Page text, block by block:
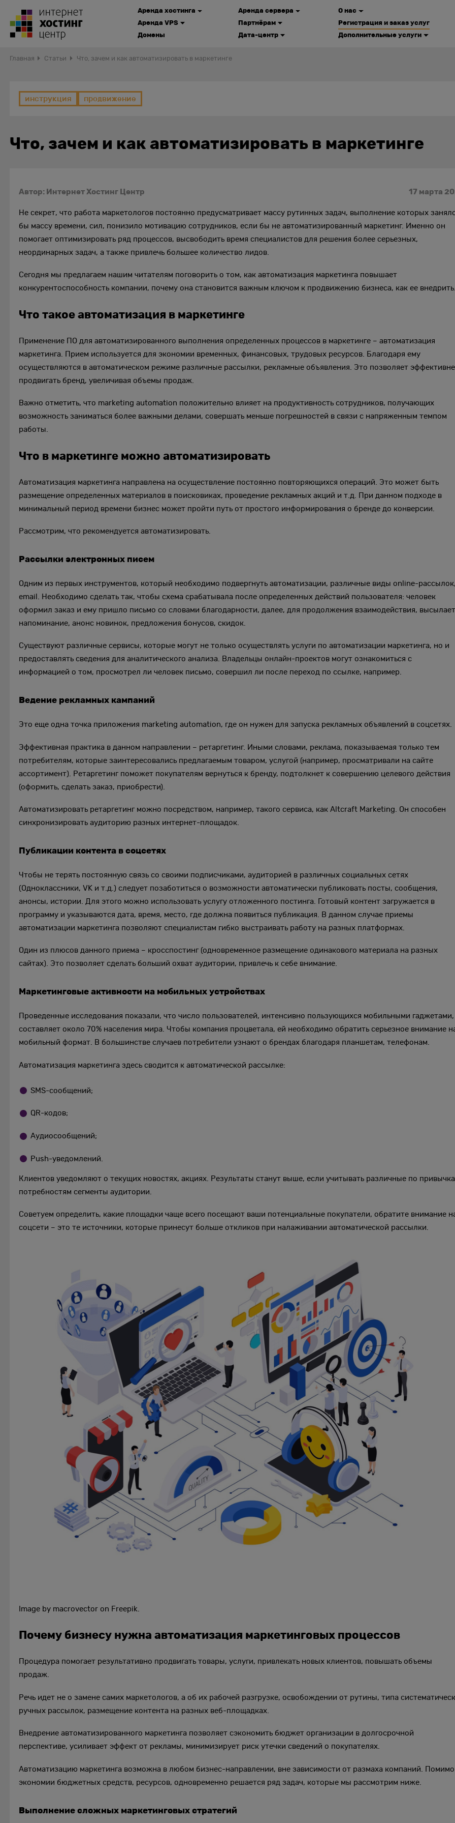
Аренда хостинга
Аренда VPS
Домены
Аренда сервера
Партнёрам
Дата-центр
О нас
Регистрация и заказ услуг
Дополнительные услуги
Главная Статьи Что, зачем и как автоматизировать в маркетинге
инструкция продвижение
Что, зачем и как автоматизировать в маркетинге
Автор: Интернет Хостинг Центр 17 марта
Не секрет, что работа маркетологов постоянно предусматривает массу рутинных задач, выполнение которых
бы массу времени, сил, понизило мотивацию сотрудников, если бы не автоматизированный маркетинг. Именно он
помогает оптимизировать ряд процессов, высвободить время специалистов для решения более серьезных,
неординарных задач, а также привлечь большее количество лидов.
Сегодня мы предлагаем нашим читателям поговорить о том, как автоматизация маркетинга повышает
конкурентоспособность компании, почему она становится важным ключом к продвижению бизнеса, как ее
Что такое автоматизация в маркетинге
Применение ПО для автоматизированного выполнения определенных процессов в маркетинге – автоматизация
маркетинга. Прием используется для экономии временных, финансовых, трудовых ресурсов. Благодаря ему
осуществляются в автоматическом режиме различные рассылки, рекламные объявления. Это позволяет
продвигать бренд, увеличивая объемы продаж.
Важно отметить, что marketing automation положительно влияет на продуктивность сотрудников, получающих
возможность заниматься более важными делами, совершать меньше погрешностей в связи с напряженным темпом
работы.
Что в маркетинге можно автоматизировать
Автоматизация маркетинга направлена на осуществление постоянно повторяющихся операций. Это может быть
размещение определенных материалов в поисковиках, проведение рекламных акций и т.д. При данном подходе в
минимальный период времени бизнес может пройти путь от простого информирования о бренде до конверсии.
Рассмотрим, что рекомендуется автоматизировать.
Рассылки электронных писем
Одним из первых инструментов, который необходимо подвергнуть автоматизации, различные виды online-
email. Необходимо сделать так, чтобы схема срабатывала после определенных действий пользователя: человек
оформил заказ и ему пришло письмо со словами благодарности, далее, для продолжения взаимодействия,
напоминание, анонс новинок, предложения бонусов, скидок.
Существуют различные сервисы, которые могут не только осуществлять услуги по автоматизации маркетинга, но и
предоставлять сведения для аналитического анализа. Владельцы онлайн-проектов могут ознакомиться с
информацией о том, просмотрел ли человек письмо, совершил ли после переход по ссылке, например.
Ведение рекламных кампаний
Это еще одна точка приложения marketing automation, где он нужен для запуска рекламных объявлений в соцсетях.
Эффективная практика в данном направлении – ретаргетинг. Иными словами, реклама, показываемая только тем
потребителям, которые заинтересовались предлагаемым товаром, услугой (например, просматривали на сайте
ассортимент). Ретаргетинг поможет покупателям вернуться к бренду, подтолкнет к совершению целевого действия
(оформить, сделать заказ, приобрести).
Автоматизировать ретаргетинг можно посредством, например, такого сервиса, как Altcraft Marketing. Он способен
синхронизировать аудиторию разных интернет-площадок.
Публикации контента в соцсетях
Чтобы не терять постоянную связь со своими подписчиками, аудиторией в различных социальных сетях
(Одноклассники, VK и т.д.) следует позаботиться о возможности автоматически публиковать посты, сообщения,
анонсы, истории. Для этого можно использовать услугу отложенного постинга. Готовый контент загружается в
программу и указываются дата, время, место, где должна появиться публикация. В данном случае приемы
автоматизации маркетинга позволяют специалистам гибко выстраивать работу на разных платформах.
Один из плюсов данного приема – кросспостинг (одновременное размещение одинакового материала на разных
сайтах). Это позволяет сделать больший охват аудитории, привлечь к себе внимание.
Маркетинговые активности на мобильных устройствах
Проведенные исследования показали, что число пользователей, интенсивно пользующихся мобильными гаджетами,
составляет около 70% населения мира. Чтобы компания процветала, ей необходимо обратить серьезное внимание
мобильный формат. В большинстве случаев потребители узнают о брендах благодаря планшетам, телефонам.
Автоматизация маркетинга здесь сводится к автоматической рассылке:
SMS-сообщений;
QR-кодов;
Аудиосообщений;
Push-уведомлений.
Клиентов уведомляют о текущих новостях, акциях. Результаты станут выше, если учитывать различные по
потребностям сегменты аудитории.
Советуем определить, какие площадки чаще всего посещают ваши потенциальные покупатели, обратите внимание
соцсети – это те источники, которые принесут больше откликов при налаживании автоматической рассылки.
Image by macrovector on Freepik.
Почему бизнесу нужна автоматизация маркетинговых процессов
Процедура помогает результативно продвигать товары, услуги, привлекать новых клиентов, повышать объемы
продаж.
Речь идет не о замене самих маркетологов, а об их рабочей разгрузке, освобождении от рутины, типа
ручных рассылок, размещение контента на разных веб-площадках.
Внедрение автоматизированного маркетинга позволяет сэкономить бюджет организации в долгосрочной
перспективе, усиливает эффект от рекламы, минимизирует риск утечки сведений о покупателях.
Автоматизацию маркетинга возможна в любом бизнес-направлении, вне зависимости от размаха компаний. Помимо
экономии бюджетных средств, ресурсов, одновременно решается ряд задач, которые мы рассмотрим ниже.
Выполнение сложных маркетинговых стратегий